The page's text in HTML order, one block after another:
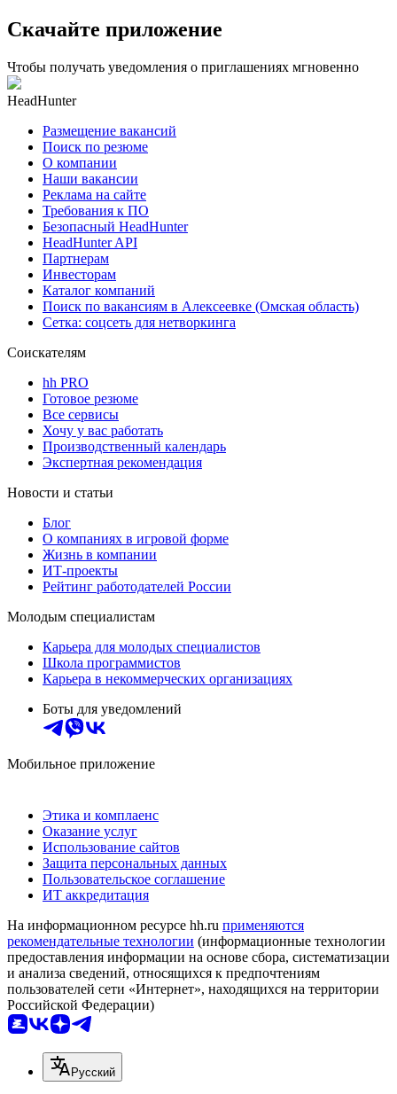
Скачайте приложение
Чтобы получать уведомления о приглашениях мгновенно
HeadHunter
Размещение вакансий
Поиск по резюме
О компании
Наши вакансии
Реклама на сайте
Требования к ПО
Безопасный HeadHunter
HeadHunter API
Партнерам
Инвесторам
Каталог компаний
Поиск по вакансиям в Алексеевке (Омская область)
Сетка: соцсеть для нетворкинга
Соискателям
hh PRO
Готовое резюме
Все сервисы
Хочу у вас работать
Производственный календарь
Экспертная рекомендация
Новости и статьи
Блог
О компаниях в игровой форме
Жизнь в компании
ИТ-проекты
Рейтинг работодателей России
Молодым специалистам
Карьера для молодых специалистов
Школа программистов
Карьера в некоммерческих организациях
Боты для уведомлений
Мобильное приложение
Этика и комплаенс
Оказание услуг
Использование сайтов
Защита персональных данных
Пользовательское соглашение
ИТ аккредитация
На информационном ресурсе hh.ru применяются
рекомендательные технологии (информационные технологии
предоставления информации на основе сбора, систематизации
и анализа сведений, относящихся к предпочтениям
пользователей сети «Интернет», находящихся на территории
Российской Федерации)
Русский